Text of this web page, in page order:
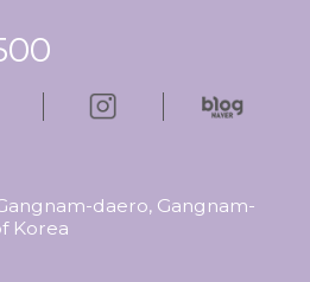
daero, Gangnam-
Korea